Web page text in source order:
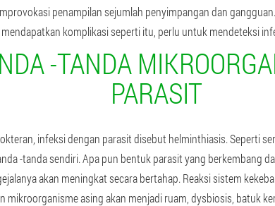
penampilan sejumlah penyimpangan dan
komplikasi seperti itu, perlu untuk mendeteksi
-TANDA
PARASIT
infeksi dengan parasit disebut helminthiasis. Seperti
-tanda sendiri. Apa pun bentuk parasit yang berkembang
akan meningkat secara bertahap. Reaksi sistem
mikroorganisme asing akan menjadi ruam, dysbiosis, batuk